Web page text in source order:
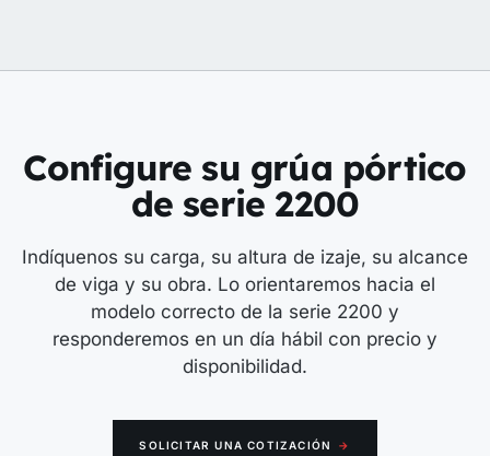
Configure su grúa pórtico
de serie 2200
Indíquenos su carga, su altura de izaje, su alcance
de viga y su obra. Lo orientaremos hacia el
modelo correcto de la serie 2200 y
responderemos en un día hábil con precio y
disponibilidad.
SOLICITAR UNA COTIZACIÓN →